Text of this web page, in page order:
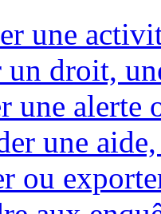
une
un droit,
une alerte
une
ou